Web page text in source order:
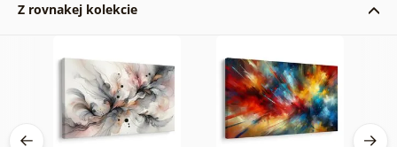
Z rovnakej kolekcie